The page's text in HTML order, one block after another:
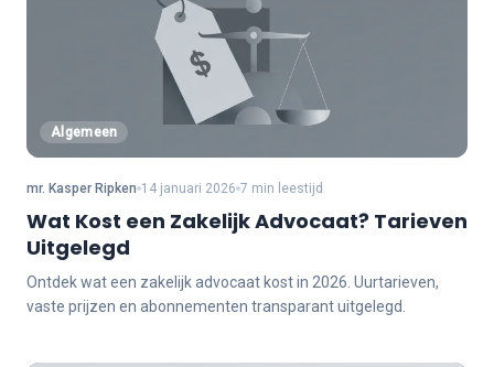
Algemeen
mr. Kasper Ripken 14 januari 2026 7 min leestijd
Wat Kost een Zakelijk Advocaat? Tarieven
Uitgelegd
Ontdek wat een zakelijk advocaat kost in 2026. Uurtarieven,
vaste prijzen en abonnementen transparant uitgelegd.